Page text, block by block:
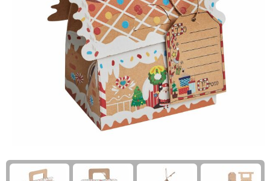
Business trolleys
Documententassen
Kledingtassen
Laptophoezen & -tassen
Reistassen & Trolleys
Giftcards
Wellness Giftsets